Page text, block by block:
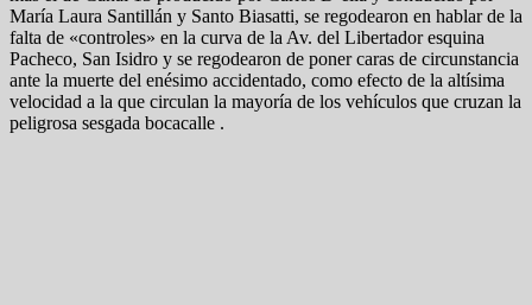
María Laura Santillán y Santo Biasatti, se regodearon en hablar de la
falta de «controles» en la curva de la Av. del Libertador esquina
Pacheco, San Isidro y se regodearon de poner caras de circunstancia
ante la muerte del enésimo accidentado, como efecto de la altísima
velocidad a la que circulan la mayoría de los vehículos que cruzan la
peligrosa sesgada bocacalle .